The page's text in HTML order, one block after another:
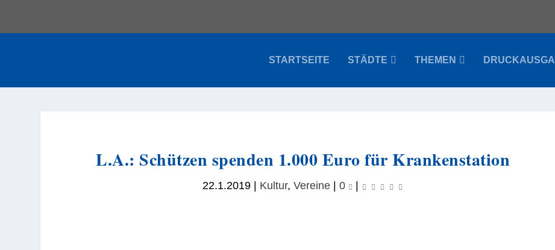
STARTSEITE STÄDTE THEMEN
L.A.: Schützen spenden 1.000 Euro für Krankenstation
22.1.2019| Kultur, Vereine| 0